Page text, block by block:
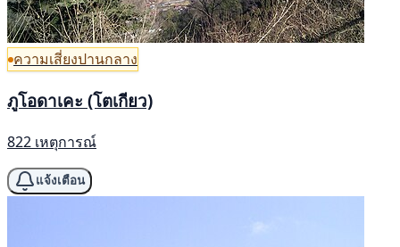
ความเสี่ยงปานกลาง
ภูโอดาเคะ (โตเกียว)
822 เหตุการณ์
แจ้งเตือน